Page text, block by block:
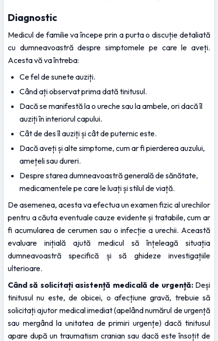
Diagnostic
Medicul de familie va începe prin a purta o discuție detaliată
cu dumneavoastră despre simptomele pe care le aveți.
Acesta vă va întreba:
Ce fel de sunete auziți.
Când ați observat prima dată tinitusul.
Dacă se manifestă la o ureche sau la ambele, ori dacă îl
auziți în interiorul capului.
Cât de des îl auziți și cât de puternic este.
Dacă aveți și alte simptome, cum ar fi pierderea auzului,
amețeli sau dureri.
Despre starea dumneavoastră generală de sănătate,
medicamentele pe care le luați și stilul de viață.
De asemenea, acesta va efectua un examen fizic al urechilor
pentru a căuta eventuale cauze evidente și tratabile, cum ar
fi acumularea de cerumen sau o infecție a urechii. Această
evaluare inițială ajută medicul să înțeleagă situația
dumneavoastră specifică și să ghideze investigațiile
ulterioare.
Când să solicitați asistență medicală de urgență: Deși
tinitusul nu este, de obicei, o afecțiune gravă, trebuie să
solicitați ajutor medical imediat (apelând numărul de urgență
sau mergând la unitatea de primiri urgențe) dacă tinitusul
apare după un traumatism cranian sau dacă este însoțit de